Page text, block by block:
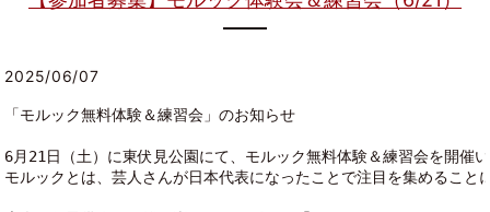
2025/06/07
「モルック無料体験＆練習会」のお知らせ
6月21日（土）に東伏見公園にて、モルック無料体験＆練習会を開催
モルックとは、芸人さんが日本代表になったことで注目を集めるこ